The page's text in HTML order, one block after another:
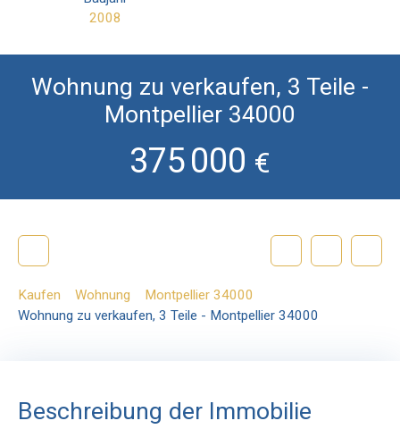
2008
Wohnung zu verkaufen, 3 Teile -
Montpellier 34000
375 000 €
Kaufen Wohnung
Montpellier 34000
Wohnung zu verkaufen, 3 Teile - Montpellier 34000
Beschreibung der Immobilie